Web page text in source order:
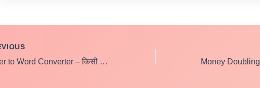
Number to Word Converter – किसी भी संख्या को हिंदी और अंग्रेज़ी में बदलें!